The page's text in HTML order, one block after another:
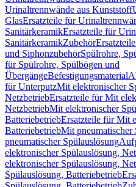
Urinaltrennwände aus Kunststoff
GlasErsatzteile für
SanitärkeramikErsatzteile für
SanitärkeramikZubehör
und SiphonzubehörSpülrohre,
für Spülrohre, Spülbögen und
ÜbergängeBefestigungsmaterial
für UnterputzMit elektronischer
NetzbetriebErsatzteile für Mit
NetzbetriebMit elektronischer
BatteriebetriebErsatzteile für Mit
BatteriebetriebMit pneumatischer
pneumatischer Spülauslösung
elektronischer Spülauslösung,
elektronischer Spülauslösung,
Spülauslösung, Batteriebetrieb